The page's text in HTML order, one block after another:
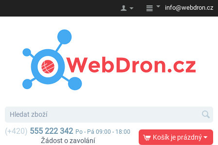
info@webdron.cz
(+420) 555 222 342 Po - Pá 09:00 - 18:00
Žádost o zavolání Košík je prázdný